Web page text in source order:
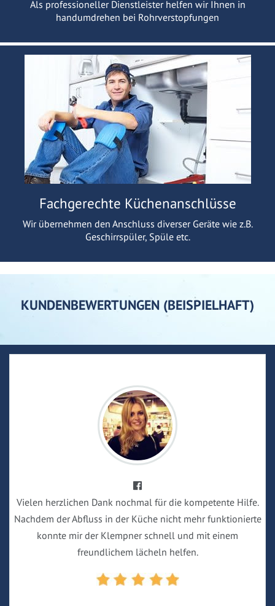
Als professioneller Dienstleister helfen wir Ihnen in
handumdrehen bei Rohrverstopfungen
Fachgerechte Küchenanschlüsse
Wir übernehmen den Anschluss diverser Geräte wie z.B.
Geschirrspüler, Spüle etc.
KUNDENBEWERTUNGEN (BEISPIELHAFT)
Vielen herzlichen Dank nochmal für die kompetente Hilfe.
Nachdem der Abfluss in der Küche nicht mehr funktionierte
konnte mir der Klempner schnell und mit einem
freundlichem lächeln helfen.